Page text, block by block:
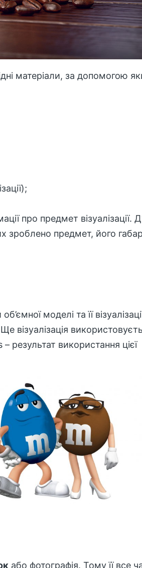
матеріали, за допомогою
про предмет візуалізації.
зроблено предмет, його
моделі та її
візуалізація
результат використання цієї
або фотографія. Тому її все